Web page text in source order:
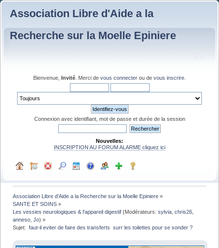
Association Libre d'Aide a la
Recherche sur la Moelle Epiniere
Bienvenue, Invité . Merci de vous connecter ou de vous inscrire
Connexion avec identifiant, mot de passe et durée de la session
Nouvelles:
INSCRIPTION AU FORUM ALARME cliquez ici
Association Libre d'Aide a la Recherche sur la Moelle Epiniere »
SANTE ET SOINS »
Les vessies neurologiques & l'appareil digestif (Modérateurs:sylvia ,chris26
anneso ,Jo) »
Sujet: faut-il eviter de faire des transferts  surr les toilettes pour se sonder ?